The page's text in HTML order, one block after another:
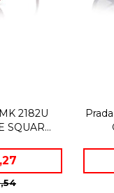
2182U
SQUARE